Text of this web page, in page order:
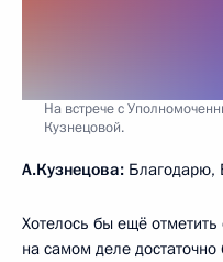
На встрече с
Кузнецовой.
А.Кузнецова: Благодарю,
Хотелось бы ещё
на самом деле